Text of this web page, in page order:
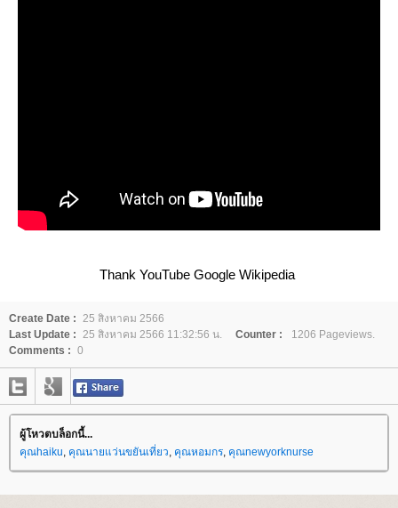
Thank YouTube Google Wikipedia
Create Date : 25 สิงหาคม 2566
Last Update : 25 สิงหาคม 2566 11:32:56 น. Counter :
1206 Pageviews.
Comments : 0
ผู้โหวตบล็อกนี้...
คุณhaiku, คุณนายแว่นขยันเที่ยว, คุณหอมกร, คุณnewyorknurse